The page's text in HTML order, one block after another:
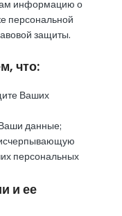
информацию о
персональной
защиты.
что:
Ваших
данные;
персональных
и ее